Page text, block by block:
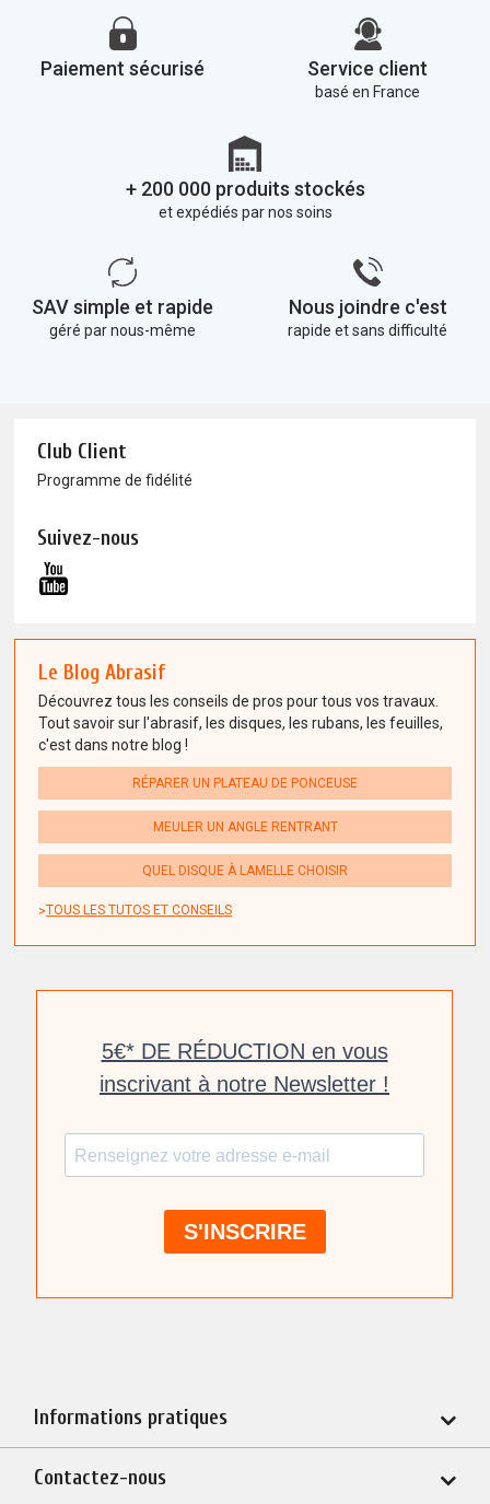
Paiement sécurisé Service client
basé en France
+ 200 000 produits stockés
et expédiés par nos soins
SAV simple et rapide
géré par nous-même
Nous joindre c'est
rapide et sans difficulté
Club Client
Programme de fidélité
Suivez-nous
Le Blog Abrasif
Découvrez tous les conseils de pros pour tous vos travaux.
Tout savoir sur l'abrasif, les disques, les rubans, les feuilles,
c'est dans notre blog !
RÉPARER UN PLATEAU DE PONCEUSE
MEULER UN ANGLE RENTRANT
QUEL DISQUE À LAMELLE CHOISIR
TOUS LES TUTOS ET CONSEILS
Informations pratiques
Contactez-nous